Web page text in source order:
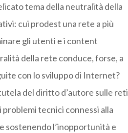
tema della neutralità della
cui prodest una rete a più
gli utenti e i content
della rete conduce, forse, a
con lo sviluppo di Internet?
del diritto d’autore sulle reti
tecnici connessi alla
sostenendo l’inopportunità e